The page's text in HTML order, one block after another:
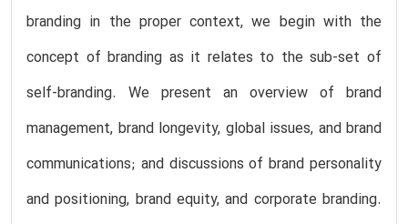
branding in the proper context, we begin with the
concept of branding as it relates to the sub-set of
self-branding. We present an overview of brand
management, brand longevity, global issues, and brand
communications; and discussions of brand personality
and positioning, brand equity, and corporate branding.